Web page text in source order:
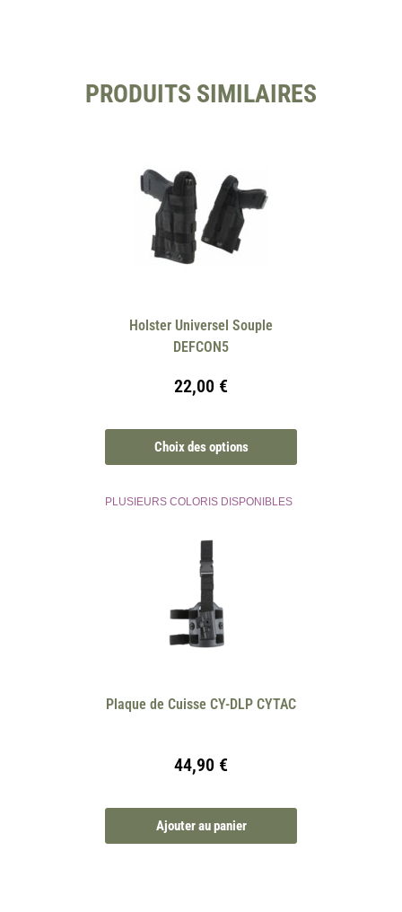
PRODUITS SIMILAIRES
Holster Universel Souple
DEFCON5
22,00 €
Choix des options
PLUSIEURS COLORIS DISPONIBLES
Plaque de Cuisse CY-DLP CYTAC
44,90 €
Ajouter au panier